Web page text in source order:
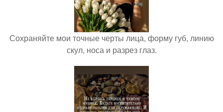
Сохраняйте мои точные черты лица, форму губ, линию
скул, носа и разрез глаз.